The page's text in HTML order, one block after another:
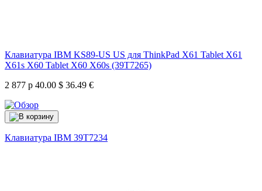
Клавиатура IBM KS89-US US для ThinkPad X61 Tablet X61
X61s X60 Tablet X60 X60s (39T7265)
2 877 р 40.00 $ 36.49 €
Клавиатура IBM 39T7234